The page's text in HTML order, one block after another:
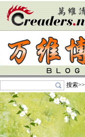
搜索>>